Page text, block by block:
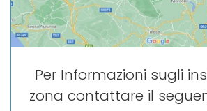
Per Informazioni sugli
zona contattare il